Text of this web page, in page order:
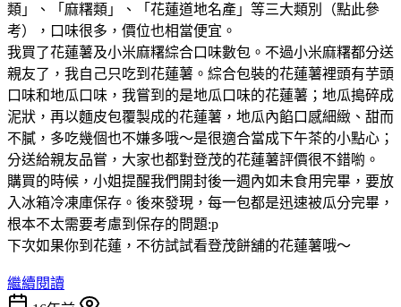
類」、「麻糬類」、「花蓮道地名產」等三大類別（點此參
考），口味很多，價位也相當便宜。
我買了花蓮薯及小米麻糬綜合口味數包。不過小米麻糬都分送
親友了，我自己只吃到花蓮薯。綜合包裝的花蓮薯裡頭有芋頭
口味和地瓜口味，我嘗到的是地瓜口味的花蓮薯；地瓜搗碎成
泥狀，再以麵皮包覆製成的花蓮薯，地瓜內餡口感細緻、甜而
不膩，多吃幾個也不嫌多哦～是很適合當成下午茶的小點心；
分送給親友品嘗，大家也都對登茂的花蓮薯評價很不錯喲。
購買的時候，小姐提醒我們開封後一週內如未食用完畢，要放
入冰箱冷凍庫保存。後來發現，每一包都是迅速被瓜分完畢，
根本不太需要考慮到保存的問題:p
下次如果你到花蓮，不彷試試看登茂餅舖的花蓮薯哦～
繼續閱讀